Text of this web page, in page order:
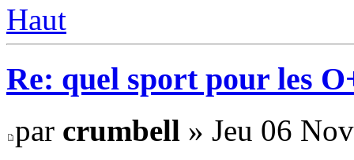
Haut
Re: quel sport pour les
par crumbell » Jeu 06